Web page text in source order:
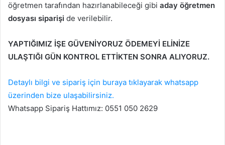
öğretmen tarafından hazırlanabileceği gibi aday öğretmen
dosyası siparişi de verilebilir.
YAPTIĞIMIZ İŞE GÜVENİYORUZ ÖDEMEYİ ELİNİZE
ULAŞTIĞI GÜN KONTROL ETTİKTEN SONRA ALIYORUZ.
Detaylı bilgi ve sipariş için buraya tıklayarak whatsapp
üzerinden bize ulaşabilirsiniz.
Whatsapp Sipariş Hattımız: 0551 050 2629